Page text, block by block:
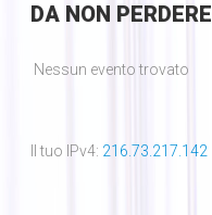
DANON PERDERE
Nessun evento trovato
Il tuo IPv4: 216.73.217.142